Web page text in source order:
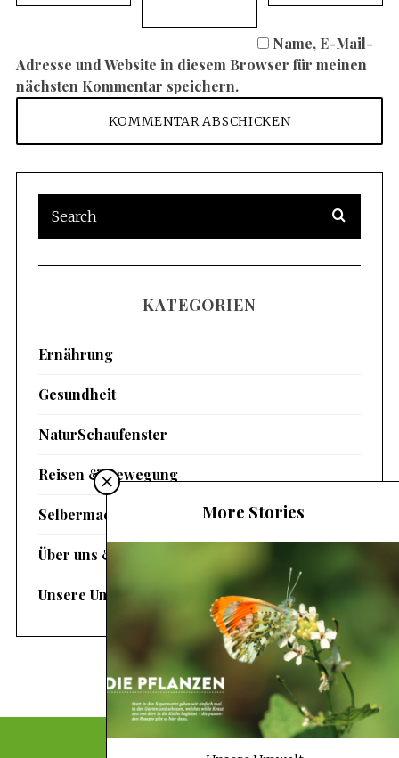
Name, E-Mail-
Adresse und Website in diesem Browser für meinen
nächsten Kommentar speichern.
KATEGORIEN
Ernährung
Gesundheit
NaturSchaufenster
Reisen & Bewegung
Selbermachen
Über uns & Magazin
Unsere Umwelt
More Stories
DATENSCHUTZ-EINSTELLUNGEN